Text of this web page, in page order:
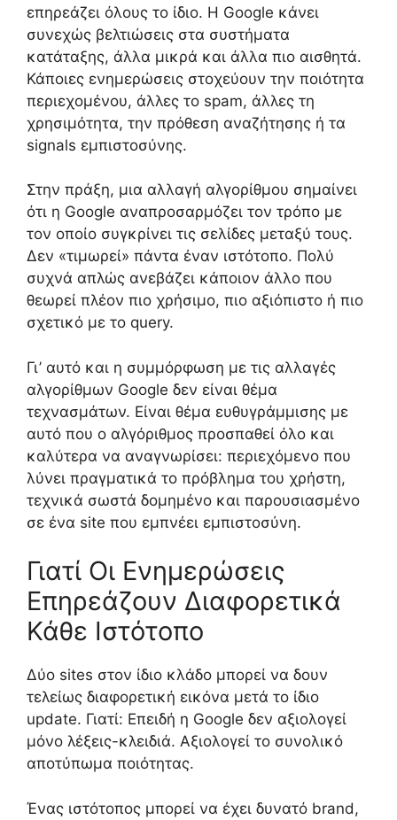
επηρεάζει όλους το ίδιο. Η Google κάνει
συνεχώς βελτιώσεις στα συστήματα
κατάταξης, άλλα μικρά και άλλα πιο αισθητά.
Κάποιες ενημερώσεις στοχεύουν την ποιότητα
περιεχομένου, άλλες το spam, άλλες τη
χρησιμότητα, την πρόθεση αναζήτησης ή τα
signals εμπιστοσύνης.
Στην πράξη, μια αλλαγή αλγορίθμου σημαίνει
ότι η Google αναπροσαρμόζει τον τρόπο με
τον οποίο συγκρίνει τις σελίδες μεταξύ τους.
Δεν «τιμωρεί» πάντα έναν ιστότοπο. Πολύ
συχνά απλώς ανεβάζει κάποιον άλλο που
θεωρεί πλέον πιο χρήσιμο, πιο αξιόπιστο ή πιο
σχετικό με το query.
Γι’ αυτό και η συμμόρφωση με τις αλλαγές
αλγορίθμων Google δεν είναι θέμα
τεχνασμάτων. Είναι θέμα ευθυγράμμισης με
αυτό που ο αλγόριθμος προσπαθεί όλο και
καλύτερα να αναγνωρίσει: περιεχόμενο που
λύνει πραγματικά το πρόβλημα του χρήστη,
τεχνικά σωστά δομημένο και παρουσιασμένο
σε ένα site που εμπνέει εμπιστοσύνη.
Γιατί Οι Ενημερώσεις
Επηρεάζουν Διαφορετικά
Κάθε Ιστότοπο
Δύο sites στον ίδιο κλάδο μπορεί να δουν
τελείως διαφορετική εικόνα μετά το ίδιο
update. Γιατί: Επειδή η Google δεν αξιολογεί
μόνο λέξεις-κλειδιά. Αξιολογεί το συνολικό
αποτύπωμα ποιότητας.
Ένας ιστότοπος μπορεί να έχει δυνατό brand,